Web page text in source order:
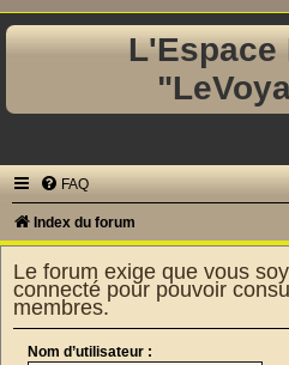
L'Espace
FAQ
Index du forum
Le forum exige que vous
connecté pour pouvoir
membres.
Nom d’utilisateur :